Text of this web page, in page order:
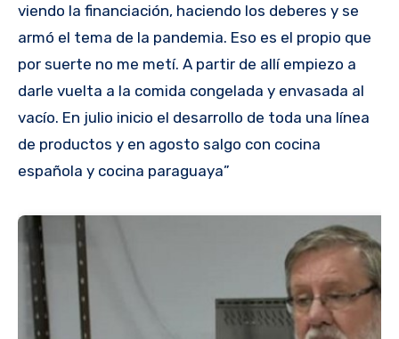
viendo la financiación, haciendo los deberes y se
armó el tema de la pandemia. Eso es el propio que
por suerte no me metí. A partir de allí empiezo a
darle vuelta a la comida congelada y envasada al
vacío. En julio inicio el desarrollo de toda una línea
de productos y en agosto salgo con cocina
española y cocina paraguaya”